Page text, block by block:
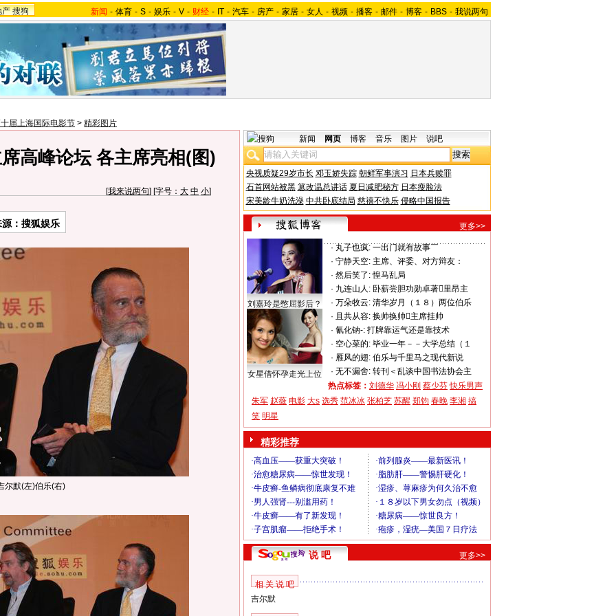
产 搜狗 新闻 - 体育 - S - 娱乐 - V - 财经 - IT - 汽车 - 房产 - 家居 - 女人 - 视频 - 播客 - 邮件 - 博客 - BBS - 我说两句
届上海国际电影节 > 精彩图片
高峰论坛 各主席亮相(图)
[我来说两句] [字号： 大 中 小]
源：搜狐娱乐
尔默(左)伯乐(右)
新闻 网页 博客 音乐 图片 说吧
央视质疑29岁市长 邓玉娇失踪 朝鲜军事演习 日本兵赎罪
石首网站被黑 篡改温总讲话 夏日减肥秘方 日本瘦脸法
宋美龄牛奶洗澡 中共卧底结局 慈禧不快乐 侵略中国报告
更多>>
刘嘉玲是憋屈影后？
女星借怀孕走光上位
· 丸子也疯: 一出门就有故事￣
· 宁静天空: 主席、评委、对方辩友：
· 然后笑了: 惶马乱局
· 九连山人: 卧薪尝胆功勋卓著里昂主
· 万朵牧云: 清华岁月（１８）两位伯乐
· 且共从容: 换帅换帅主席挂帅
· 氰化钠-: 打牌靠运气还是靠技术
· 空心菜的: 毕业一年－－大学总结（１
· 雁风的翅: 伯乐与千里马之现代新说
· 无不漏舍: 转刊＜乱谈中国书法协会主
热点标签： 刘德华 冯小刚 蔡少芬 快乐男声
朱军 赵薇 电影 大s 选秀 范冰冰 张柏芝 苏醒 郑钧 春晚 李湘 搞
笑 明星
精彩推荐
说 吧 更多>>
相 关 说 吧
吉尔默